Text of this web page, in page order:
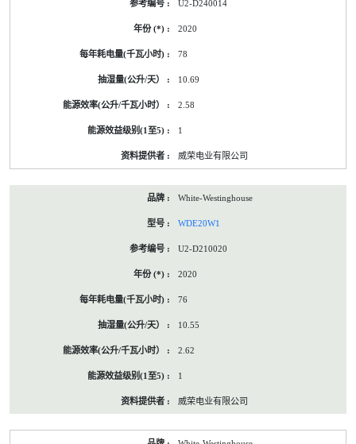
U2-D240014
2020
78
10.69
2.58
1
威荣电业有限公司
White-Westinghouse
WDE20W1
U2-D210020
2020
76
10.55
2.62
1
威荣电业有限公司